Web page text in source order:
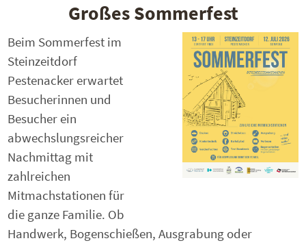
Großes Sommerfest
Beim Sommerfest im
Steinzeitdorf
Pestenacker erwartet
Besucherinnen und
Besucher ein
abwechslungsreicher
Nachmittag mit
zahlreichen
Mitmachstationen für
die ganze Familie. Ob
Handwerk, Bogenschießen, Ausgrabung oder